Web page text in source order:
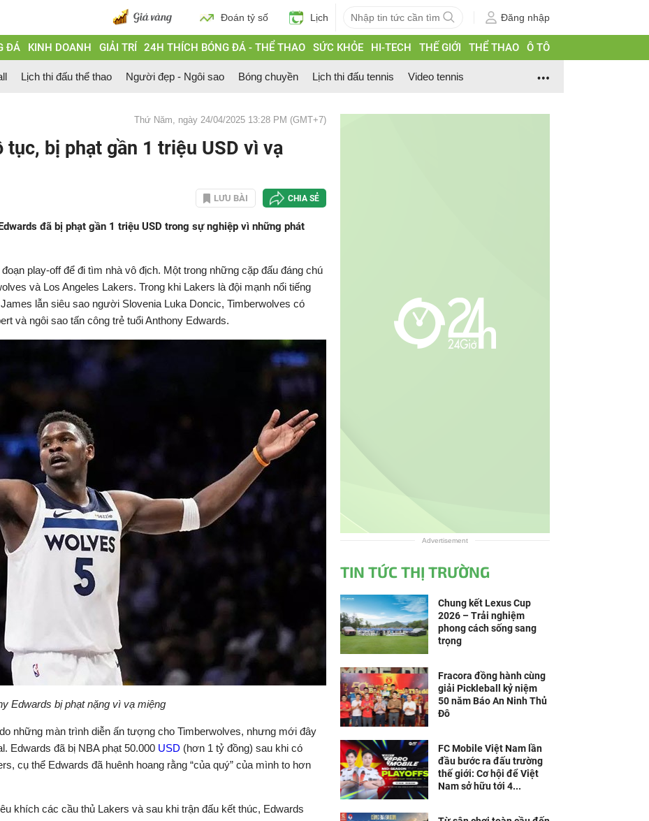
Đoán tỷ số Lịch Đăng nhập
ĐÁ KINH DOANH GIẢI TRÍ 24H THÍCH BÓNG ĐÁ - THỂ THAO SỨC KHỎE HI-TECH THẾ GIỚI THỂ THAO Ô TÔ
Lịch thi đấu thể thao Người đẹp - Ngôi sao Bóng chuyền Lịch thi đấu tennis Video tennis
Thứ Năm, ngày 24/04/2025 13:28 PM (GMT+7)
tục, bị phạt gần 1 triệu USD vì vạ
LƯU BÀI CHIA SẺ
đã bị phạt gần 1 triệu USD trong sự nghiệp vì những phát
play-off để đi tìm nhà vô địch. Một trong những cặp đấu đáng chú
và Los Angeles Lakers. Trong khi Lakers là đội mạnh nổi tiếng
lẫn siêu sao người Slovenia Luka Doncic, Timberwolves có
và ngôi sao tấn công trẻ tuổi Anthony Edwards.
Edwards bị phạt nặng vì vạ miệng
những màn trình diễn ấn tượng cho Timberwolves, nhưng mới đây
Edwards đã bị NBA phạt 50.000 USD (hơn 1 tỷ đồng) sau khi có
cụ thể Edwards đã huênh hoang rằng “của quý” của mình to hơn
khích các cầu thủ Lakers và sau khi trận đấu kết thúc, Edwards
Advertisement
TIN TỨC THỊ TRƯỜNG
Chung kết Lexus Cup
2026 – Trải nghiệm
phong cách sống sang
trọng
Fracora đồng hành cùng
giải Pickleball kỷ niệm
50 năm Báo An Ninh Thủ
Đô
FC Mobile Việt Nam lần
đầu bước ra đấu trường
thế giới: Cơ hội để Việt
Nam sở hữu tới 4...